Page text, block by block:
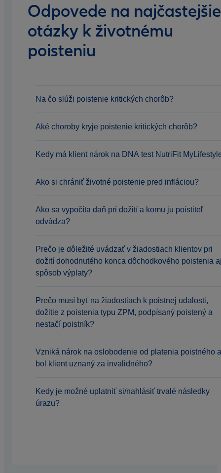
Odpovede na najčastejšie
otázky k životnému
poisteniu
Na čo slúži poistenie kritických chorôb?
Aké choroby kryje poistenie kritických chorôb?
Kedy má klient nárok na DNA test NutriFit
Ako si chrániť životné poistenie pred infláciou?
Ako sa vypočíta daň pri dožití a komu ju poistiteľ
odvádza?
Prečo je dôležité uvádzať v žiadostiach klientov pri
dožití dohodnutého konca dôchodkového poistenia
spôsob výplaty?
Prečo musí byť na žiadostiach k poistnej udalosti,
dožitie z poistenia typu ZPM, podpísaný poistený a
nestačí poistník?
Vzniká nárok na oslobodenie od platenia poistného
bol klient uznaný za invalidného?
Kedy je možné uplatniť si/nahlásiť trvalé následky
úrazu?